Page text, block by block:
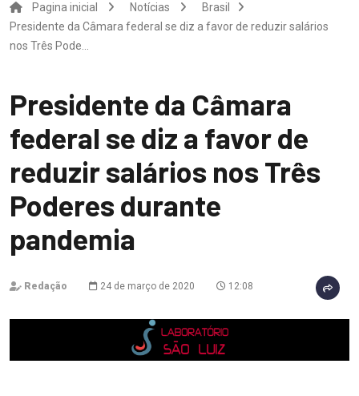
Pagina inicial Notícias
Brasil
Presidente da Câmara federal se diz a favor de reduzir salários
nos Três Pode...
Presidente da Câmara
federal se diz a favor de
reduzir salários nos Três
Poderes durante
pandemia
Redação 24 de março de 2020 12:08